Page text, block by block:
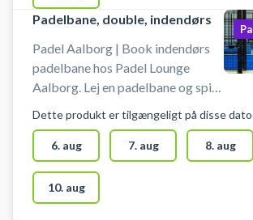
Aalborg kan leje padelbat og
købe bolde i centret.
Padelbane, double, indendørs
Padel Aalborg | Book indendørs
padelbane hos Padel Lounge
Aalborg. Lej en padelbane og spil
doublebanerne i Padel Lounge i
Aalborgs padelcenter. Bane 1-6 er
double padelbaner. Hos Padel
Lounge Aalborg kan du leje
padelbat og købe bolde i centret.
Dette produkt er tilgængeligt på disse
6. aug 7. aug 8. aug
10. aug